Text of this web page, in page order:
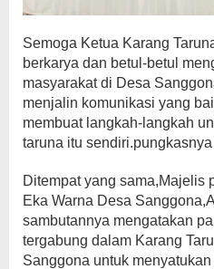
Semoga Ketua Karang
berkarya dan betul-betul
masyarakat di Desa
menjalin komunikasi yang
membuat langkah-langkah
taruna itu sendiri.pungkasnya
Ditempat yang sama,Majelis
Eka Warna Desa
sambutannya mengatakan
tergabung dalam Karang
Sanggona untuk